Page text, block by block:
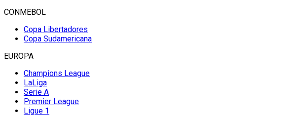
CONMEBOL
Copa Libertadores
Copa Sudamericana
EUROPA
Champions League
LaLiga
Serie A
Premier League
Ligue 1